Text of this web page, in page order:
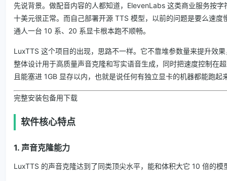
先说背景。做配音内容的人都知道，ElevenLabs 这类商业服务按
十美元很正常。而自己部署开源 TTS 模型，以前的问题是要么速度
通人一台 10 系、20 系显卡根本跑不顺畅。
LuxTTS 这个项目的出现，思路不一样。它不靠堆参数量来提升效
整体设计用于高质量声音克隆和写实语音生成，同时把速度控制在
且能塞进 1GB 显存以内，也就是说任何有独立显卡的机器都能跑起
完整安装包备用下载
软件核心特点
1. 声音克隆能力
LuxTTS 的声音克隆达到了同类顶尖水平，能和体积大它 10 倍的模